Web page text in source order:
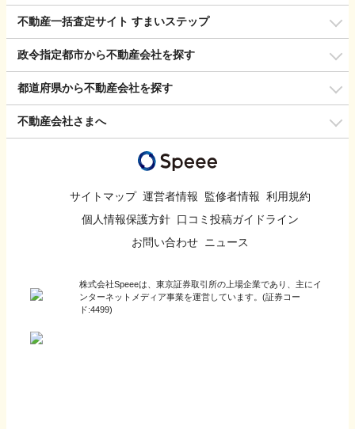
不動産一括査定サイト すまいステップ
政令指定都市から不動産会社を探す
都道府県から不動産会社を探す
不動産会社さまへ
サイトマップ 運営者情報 監修者情報 利用規約
個人情報保護方針 口コミ投稿ガイドライン
お問い合わせ ニュース
株式会社Speeeは、東京証券取引所の上場企業であり、主にイ
ンターネットメディア事業を運営しています。(証券コー
ド:4499)